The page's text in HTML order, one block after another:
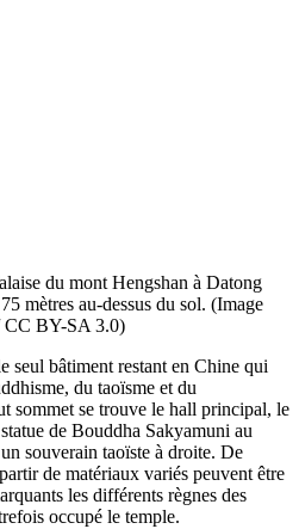
du mont Hengshan à Datong
mètres au-dessus du sol. (Image
CC BY-SA 3.0)
seul bâtiment restant en Chine qui
du taoïsme et du
sommet se trouve le hall principal, le
de Bouddha Sakyamuni au
souverain taoïste à droite. De
de matériaux variés peuvent être
les différents règnes des
occupé le temple.